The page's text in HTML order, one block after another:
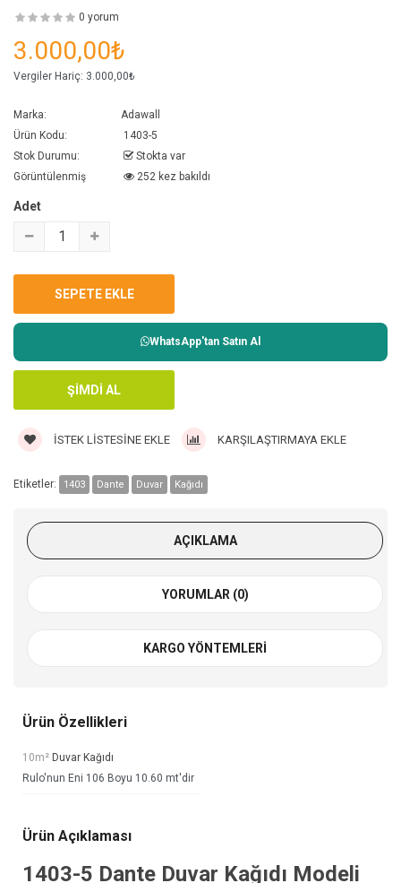
0 yorum
3.000,00₺
Vergiler Hariç: 3.000,00₺
Marka:
Adawall
Ürün Kodu:
1403-5
Stok Durumu:
Stokta var
Görüntülenmiş
252 kez bakıldı
Adet
WhatsApp'tan Satın Al
İSTEK LISTESINE EKLE KARŞILAŞTIRMAYA EKLE
Etiketler: 1403 Dante Duvar Kağıdı
AÇIKLAMA
YORUMLAR (0)
KARGO YÖNTEMLERI
Ürün Özellikleri
10m² Duvar Kağıdı
Rulo'nun Eni 106 Boyu 10.60 mt'dir
Ürün Açıklaması
1403-5 Dante Duvar Kağıdı Modeli